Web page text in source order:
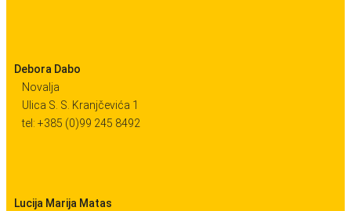
Debora Dabo
Novalja
Ulica S. S. Kranjčevića 1
tel: +385 (0)99 245 8492
Lucija Marija Matas